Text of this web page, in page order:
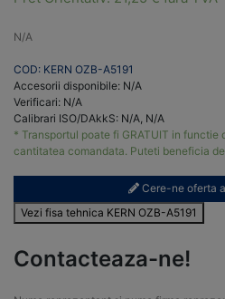
N/A
COD: KERN OZB-A5191
Accesorii disponibile: N/A
Verificari: N/A
Calibrari ISO/DAkkS: N/A, N/A
* Transportul poate fi GRATUIT in functie
cantitatea comandata. Puteti beneficia
Cere-ne oferta
Vezi fisa tehnica KERN OZB-A5191
Contacteaza-ne!